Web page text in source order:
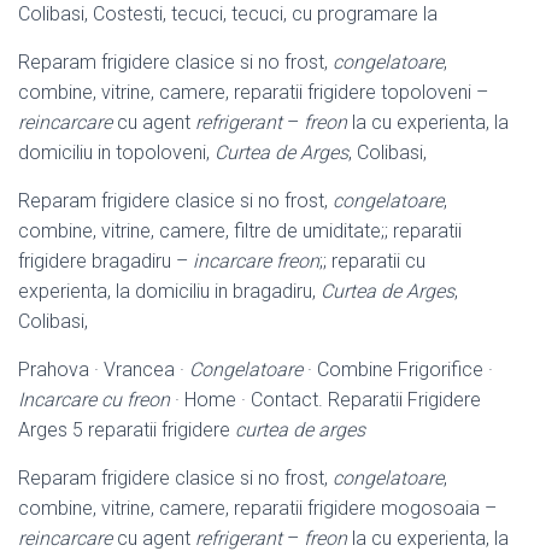
Colibasi, Costesti, tecuci, tecuci, cu programare la
Reparam frigidere clasice si no frost, congelatoare,
combine, vitrine, camere, reparatii frigidere topoloveni –
reincarcarecu agent refrigerant– freonla cu experienta, la
domiciliu in topoloveni, Curtea de Arges, Colibasi,
Reparam frigidere clasice si no frost, congelatoare,
combine, vitrine, camere, filtre de umiditate;; reparatii
frigidere bragadiru – incarcare freon;; reparatii cu
experienta, la domiciliu in bragadiru, Curtea de Arges,
Colibasi,
Prahova · Vrancea · Congelatoare· Combine Frigorifice ·
Incarcare cu freon· Home · Contact. Reparatii Frigidere
Arges 5 reparatii frigidere curtea de arges
Reparam frigidere clasice si no frost, congelatoare,
combine, vitrine, camere, reparatii frigidere mogosoaia –
reincarcarecu agent refrigerant– freonla cu experienta, la